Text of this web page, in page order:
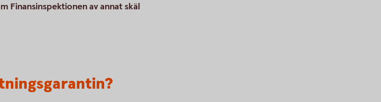
Finansinspektionen av annat skäl